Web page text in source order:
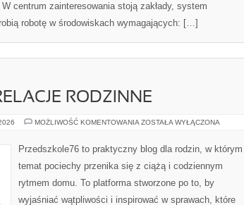
centrum zainteresowania stoją zakłady, system
robotę w środowiskach wymagających: […]
RODZINNE
MOŻLIWOŚĆ KOMENTOWANIA RODZEŃSTWO
RODZINNE
ZOSTAŁA WYŁĄCZONA
Przedszkole76 to praktyczny blog dla rodzin, w którym
temat pociechy przenika się z ciążą i codziennym
rytmem domu. To platforma stworzone po to, by
wyjaśniać wątpliwości i inspirować w sprawach, które